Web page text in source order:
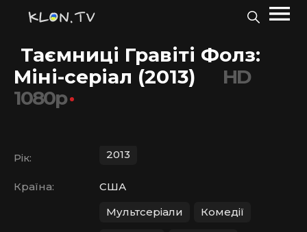
Таємниці Гравіті Фолз:
Міні-серіал (2013)
HD
1080p
Рік: 2013
Країна: США
Мультсеріали Комедії